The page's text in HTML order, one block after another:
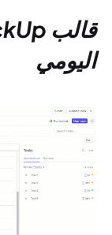
اليومي